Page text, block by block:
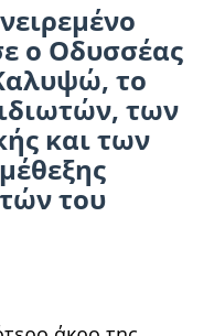
ο Οδυσσέας
το
των
και των
του